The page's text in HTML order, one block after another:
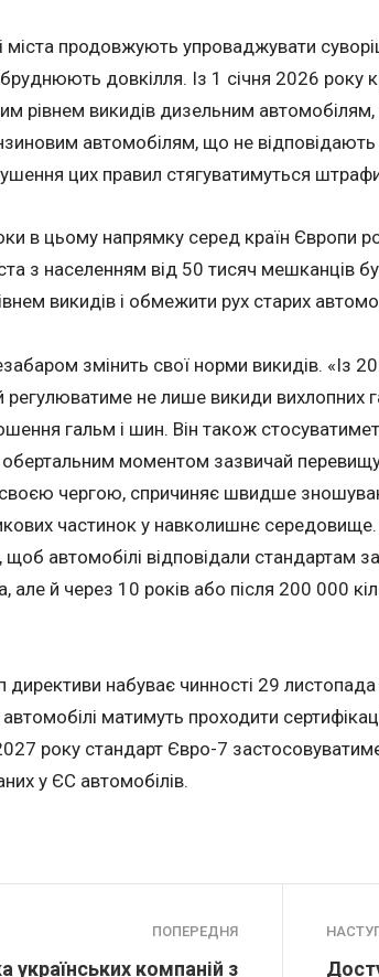
міста продовжують упроваджувати
довкілля. Із 1 січня 2026 року
рівнем викидів дизельним
автомобілям, що не
цих правил стягуватимуться
в цьому напрямку серед країн Європи
з населенням від 50 тисяч мешканців
викидів і обмежити рух старих
змінить свої норми викидів. «Із
регулюватиме не лише викиди вихлопних
гальм і шин. Він також
моментом зазвичай
чергою, спричиняє швидше
частинок у навколишнє
щоб автомобілі відповідали стандартам
але й через 10 років або після 200 000
директиви набуває чинності 29
автомобілі матимуть проходити
року стандарт Євро-7
у ЄС автомобілів.
ПОПЕРЕДНЯ
українських компаній з